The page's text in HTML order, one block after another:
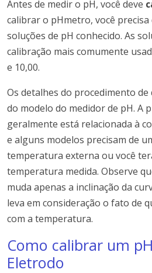
Antes de medir o pH, você deve
calibrar o pHmetro, você
soluções de pH conhecido. As
calibração mais comumente
e 10,00.
Os detalhes do procedimento de
do modelo do medidor de pH. A
geralmente está relacionada à
e alguns modelos precisam de
temperatura externa ou você
temperatura medida. Observe
muda apenas a inclinação da
leva em consideração o fato de
com a temperatura.
Como calibrar um
Eletrodo